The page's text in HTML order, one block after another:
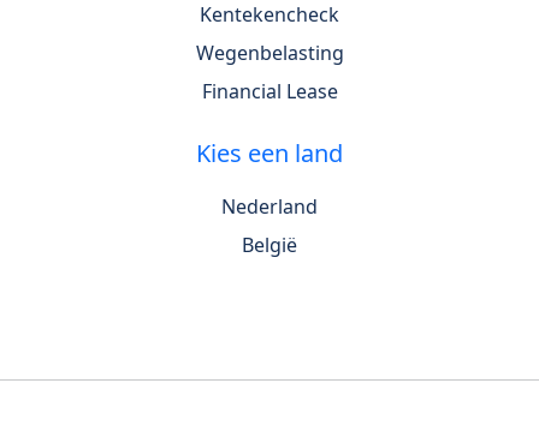
Kentekencheck
Wegenbelasting
Financial Lease
Kies een land
Nederland
België